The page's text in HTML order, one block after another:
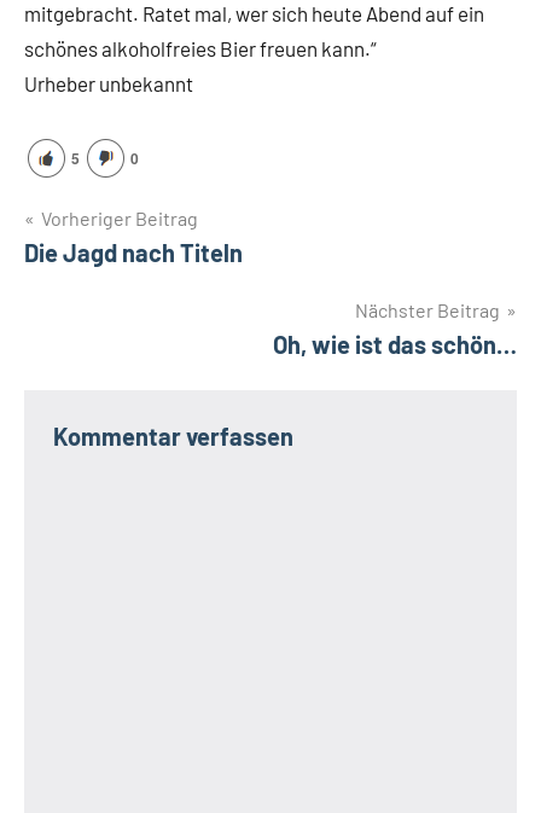
mitgebracht. Ratet mal, wer sich heute Abend auf ein
schönes alkoholfreies Bier freuen kann.“
Urheber unbekannt
5 0
Beitragsnavigation
Vorheriger Beitrag
Die Jagd nach Titeln
Nächster Beitrag
Oh, wie ist das schön…
Kommentar verfassen